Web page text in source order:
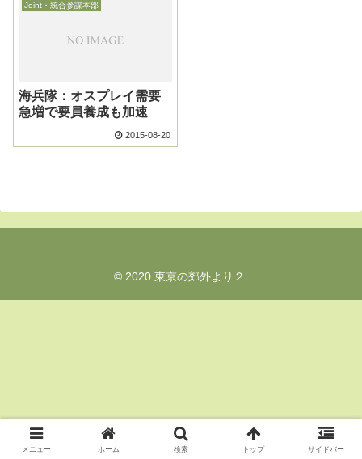
Joint・統合参謀本部
海兵隊：オスプレイ需要
急増で要員養成も加速
2015-08-20
© 2020 東京の郊外より２.
メニュー ホーム 検索 トップ サイドバー